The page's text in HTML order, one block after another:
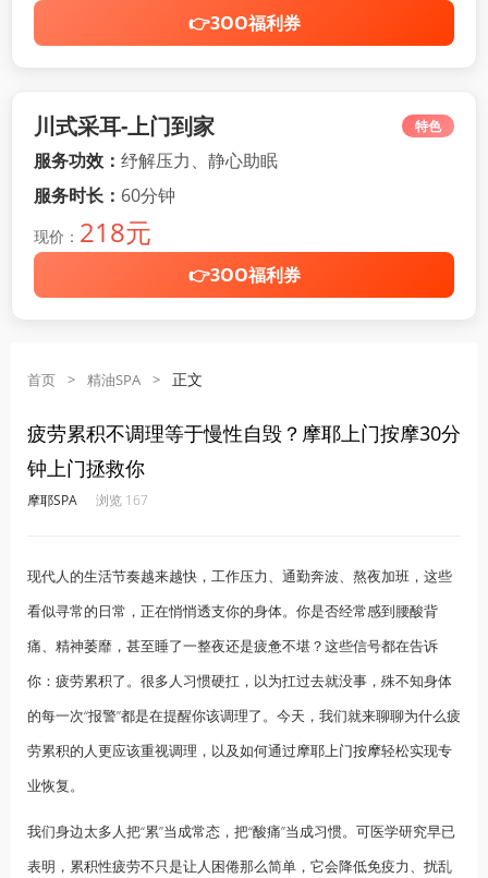
👉3OO福利券
川式采耳-上门到家 特色
服务功效： 纾解压力、静心助眠
服务时长： 60分钟
现价： 218元
👉3OO福利券
首页 > 精油SPA > 正文
疲劳累积不调理等于慢性自毁？摩耶上门按摩30分
钟上门拯救你
摩耶SPA 浏览 167
现代人的生活节奏越来越快，工作压力、通勤奔波、熬夜加班，这些
看似寻常的日常，正在悄悄透支你的身体。你是否经常感到腰酸背
痛、精神萎靡，甚至睡了一整夜还是疲惫不堪？这些信号都在告诉
你：疲劳累积了。很多人习惯硬扛，以为扛过去就没事，殊不知身体
的每一次“报警”都是在提醒你该调理了。今天，我们就来聊聊为什么疲
劳累积的人更应该重视调理，以及如何通过摩耶上门按摩轻松实现专
业恢复。
我们身边太多人把“累”当成常态，把“酸痛”当成习惯。可医学研究早已
表明，累积性疲劳不只是让人困倦那么简单，它会降低免疫力、扰乱